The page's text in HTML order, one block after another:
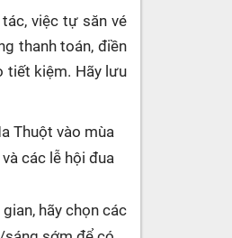
việc tự săn vé
thanh toán, điền
tiết kiệm. Hãy lưu
Thuột vào mùa
các lễ hội đua
hãy chọn các